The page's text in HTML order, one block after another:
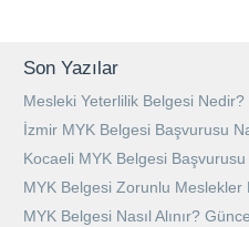
Son Yazılar
Mesleki Yeterlilik Belgesi Nedir?
İzmir MYK Belgesi Başvurusu
Kocaeli MYK Belgesi Başvurusu
MYK Belgesi Zorunlu Meslekler
MYK Belgesi Nasıl Alınır?